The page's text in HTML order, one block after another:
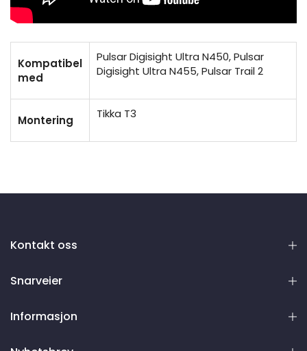
Kompatibel
med
Pulsar Digisight Ultra N450, Pulsar
Digisight Ultra N455, Pulsar Trail 2
Montering Tikka T3
Kontakt oss
Snarveier
Informasjon